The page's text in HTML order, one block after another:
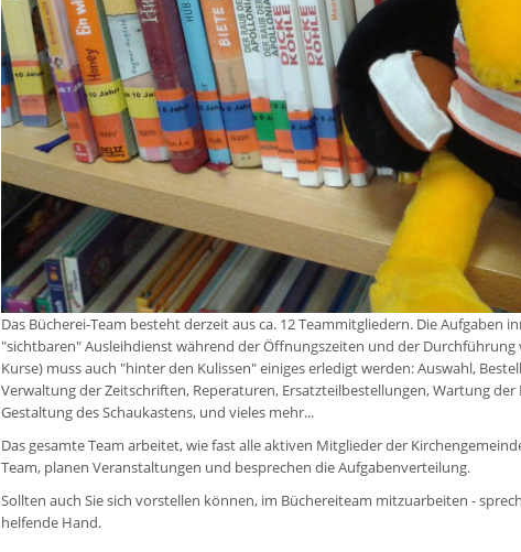
Das Bücherei-Team besteht derzeit aus ca. 12 Teammitgliedern. Die Aufgaben
"sichtbaren" Ausleihdienst während der Öffnungszeiten und der
Kurse) muss auch "hinter den Kulissen" einiges erledigt werden: Auswahl,
Verwaltung der Zeitschriften, Reperaturen, Ersatzteilbestellungen, Wartung
Gestaltung des Schaukastens, und vieles mehr...
Das gesamte Team arbeitet, wie fast alle aktiven Mitglieder der
Team, planen Veranstaltungen und besprechen die Aufgabenverteilung.
Sollten auch Sie sich vorstellen können, im Büchereiteam mitzuarbeiten -
helfende Hand.